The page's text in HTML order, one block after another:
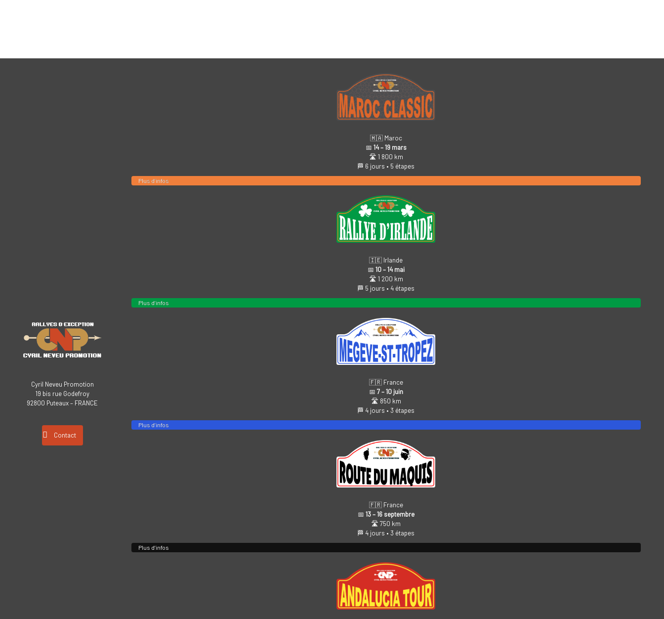
Cyril Neveu Promotion
19 bis rue Godefroy
92800 Puteaux – FRANCE
Contact
🇲🇦 Maroc
📅 14 – 19 mars
🛣️ 1 800 km
🏁 6 jours • 5 étapes
Plus d’infos
🇮🇪 Irlande
📅 10 – 14 mai
🛣️ 1 200 km
🏁 5 jours • 4 étapes
Plus d’infos
🇫🇷 France
📅 7 – 10 juin
🛣️ 850 km
🏁 4 jours • 3 étapes
Plus d’infos
🇫🇷 France
📅 13 – 16 septembre
🛣️ 750 km
🏁 4 jours • 3 étapes
Plus d’infos